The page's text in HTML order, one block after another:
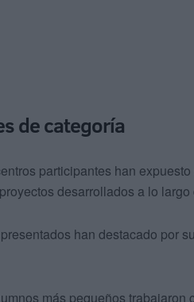
de categoría
participantes han
desarrollados a lo largo
han destacado por su
más pequeños